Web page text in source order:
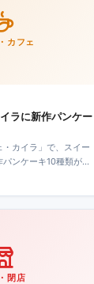
カフェ
ラに新作パンケー
カイラ」で、スイー
ンケーキ10種類が登
リュレやタコスエッ
閉店